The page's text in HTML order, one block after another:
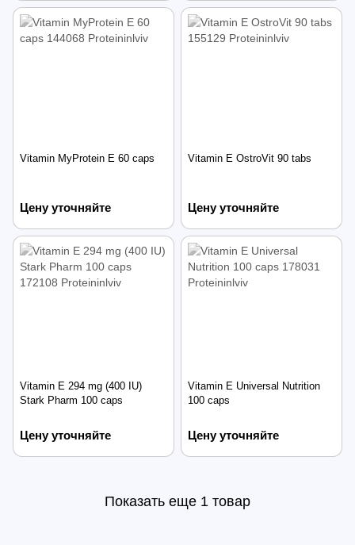
Vitamin MyProtein E 60 caps
Цену уточняйте
Vitamin E OstroVit 90 tabs
Цену уточняйте
Vitamin E 294 mg (400 IU)
Stark Pharm 100 caps
Цену уточняйте
Vitamin E Universal Nutrition
100 caps
Цену уточняйте
Показать еще 1 товар